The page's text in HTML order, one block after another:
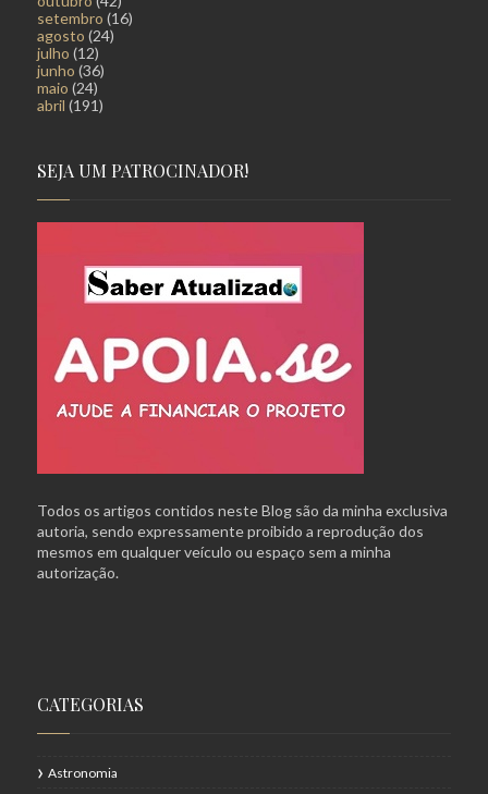
setembro (16)
agosto (24)
julho (12)
junho (36)
maio (24)
abril (191)
SEJA UM PATROCINADOR!
Todos os artigos contidos neste Blog são da minha exclusiva
autoria, sendo expressamente proibido a reprodução dos
mesmos em qualquer veículo ou espaço sem a minha
autorização.
CATEGORIAS
Astronomia